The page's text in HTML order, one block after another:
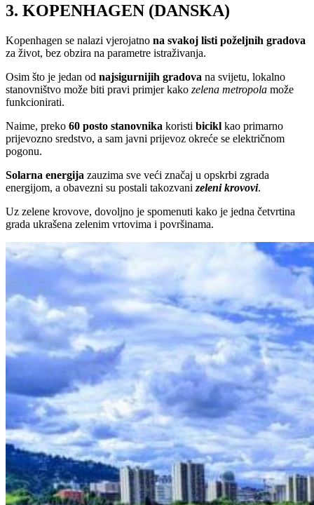
3. KOPENHAGEN (DANSKA)
Kopenhagen se nalazi vjerojatno na svakoj listi poželjnih gradova
za život, bez obzira na parametre istraživanja.
Osim što je jedan od najsigurnijih gradova na svijetu, lokalno
stanovništvo može biti pravi primjer kako zelena metropola može
funkcionirati.
Naime, preko 60 posto stanovnika koristi bicikl kao primarno
prijevozno sredstvo, a sam javni prijevoz okreće se električnom
pogonu.
Solarna energija zauzima sve veći značaj u opskrbi zgrada
energijom, a obavezni su postali takozvani zeleni krovovi.
Uz zelene krovove, dovoljno je spomenuti kako je jedna četvrtina
grada ukrašena zelenim vrtovima i površinama.